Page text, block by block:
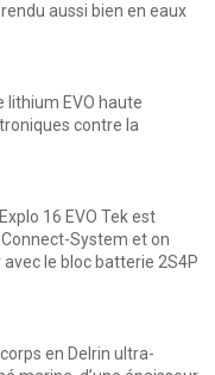
aussi bien en eaux
lithium EVO haute
contre la
16 EVO Tek est
System et on
le bloc batterie 2S4P
en Delrin ultra-